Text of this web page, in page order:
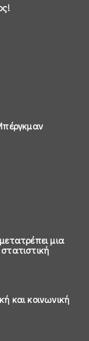
μια
και κοινωνική